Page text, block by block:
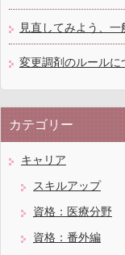
見直してみよう、
変更調剤のルールに
カテゴリー
キャリア
スキルアップ
資格：医療分野
資格：番外編